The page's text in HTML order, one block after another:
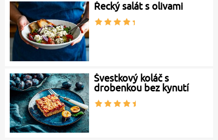
Řecký salát s olivami
Švestkový koláč s
drobenkou bez kynutí